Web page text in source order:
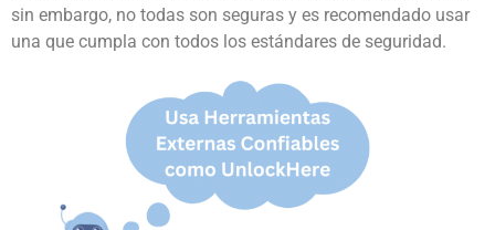
sin embargo, no todas son seguras y es recomendado usar
una que cumpla con todos los estándares de seguridad.